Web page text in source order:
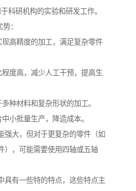
科研机构的实验和研发工作。
：
高精度的加工，满足复杂零件
度高，减少人工干预，提高生
种材料和复杂形状的加工。
小批量生产，降造成本。
强大，但对于更复杂的零件（如
），可能需要使用四轴或五轴
具有一些特的特点，这些特点主